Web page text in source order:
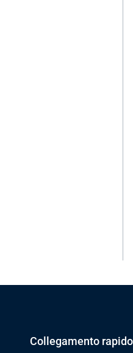
Collegamento rapido